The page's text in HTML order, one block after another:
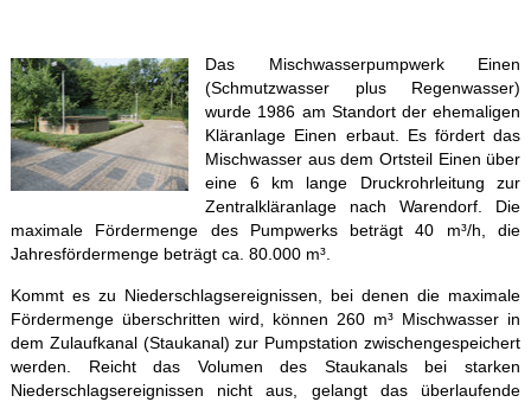
Das Mischwasserpumpwerk Einen
(Schmutzwasser plus Regenwasser)
wurde 1986 am Standort der ehemaligen
Kläranlage Einen erbaut. Es fördert das
Mischwasser aus dem Ortsteil Einen über
eine 6 km lange Druckrohrleitung zur
Zentralkläranlage nach Warendorf. Die
maximale Fördermenge des Pumpwerks beträgt 40 m³/h, die
Jahresfördermenge beträgt ca. 80.000 m³.
Kommt es zu Niederschlagsereignissen, bei denen die maximale
Fördermenge überschritten wird, können 260 m³ Mischwasser in
dem Zulaufkanal (Staukanal) zur Pumpstation zwischengespeichert
werden. Reicht das Volumen des Staukanals bei starken
Niederschlagsereignissen nicht aus, gelangt das überlaufende